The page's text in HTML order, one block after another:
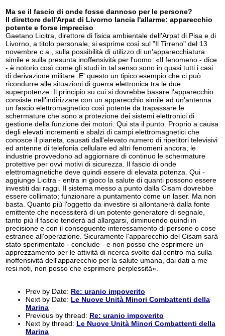
Ma se il fascio di onde fosse dannoso per le persone?
Il direttore dell'Arpat di Livorno lancia l'allarme: apparecchio
potente e forse impreciso
Gaetano Licitra, direttore di fisica ambientale dell'Arpat di Pisa e di
Livorno, a titolo personale, si esprime così sul "Il Tirreno" del 13
novembre c.a., sulla possibilità di utilizzo di un'apparecchiatura
simile e sulla presunta inoffensività per l'uomo. «Il fenomeno - dice
- è notorio così come gli studi in tal senso sono in quasi tutti i casi
di derivazione militare. E' questo un tipico esempio che ci può
ricondurre alle situazioni di guerra elettronica tra le due
superpotenze. Il principio su cui si dovrebbe basare l'apparecchio
consiste nell'indirizzare con un apparecchio simile ad un'antenna
un fascio elettromagnetico così potente da trapassare le
schermature che sono a protezione dei sistemi elettronici di
gestione della funzione dei motori. Qui sta il punto. Proprio a causa
degli elevati incrementi e sbalzi di campi elettromagnetici che
conosce il pianeta, causati dall'elevato numero di ripetitori televisivi
ed antenne di telefonia cellulare ed altri fenomeni ancora, le
industrie provvedono ad aggiornare di continuo le schermature
protettive per ovvi motivi di sicurezza. Il fascio di onde
elettromagnetiche deve quindi essere di elevata potenza. Qui -
aggiunge Licitra - entra in gioco la salute di quanti possono essere
investiti dai raggi. Il sistema messo a punto dalla Cisam dovrebbe
essere collimato; funzionare a puntamento come un laser. Ma non
basta. Quanto più l'oggetto da investire si allontanerà dalla fonte
emittente che necessiterà di un potente generatore di segnale,
tanto più il fascio tenderà ad allargarsi, diminuendo quindi in
precisione e con il conseguente interessamento di persone o cose
estranee all'operazione. Sicuramente l'apparecchio del Cisam sarà
stato sperimentato - conclude - e non posso che esprimere un
apprezzamento per le attività di ricerca svolte dal centro ma sulla
inoffensività dell'apparecchio per la salute umana, dai dati a me
resi noti, non posso che esprimere perplessità».
Prev by Date: Re: uranio impoverito
Next by Date: Le Nuove Unità Minori Combattenti della
Marina
Previous by thread: Re: uranio impoverito
Next by thread: Le Nuove Unità Minori Combattenti della
Marina